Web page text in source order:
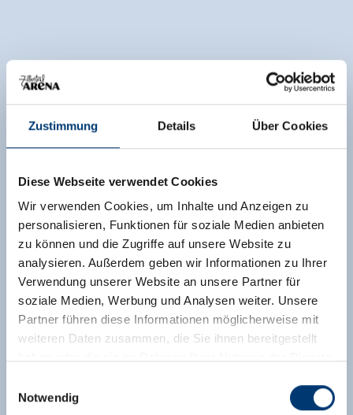
Zustimmung Details Über Cookies
Diese Webseite verwendet Cookies
Wir verwenden Cookies, um Inhalte und Anzeigen zu
personalisieren, Funktionen für soziale Medien anbieten
zu können und die Zugriffe auf unsere Website zu
analysieren. Außerdem geben wir Informationen zu Ihrer
Verwendung unserer Website an unsere Partner für
soziale Medien, Werbung und Analysen weiter. Unsere
Partner führen diese Informationen möglicherweise mit
weiteren Daten zusammen, die Sie ihnen bereitgestellt
Notwendig